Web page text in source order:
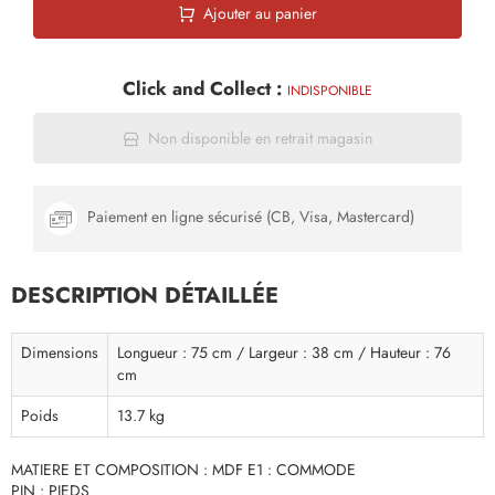
Ajouter au panier
Click and Collect : INDISPONIBLE
Non disponible en retrait magasin
Paiement en ligne sécurisé (CB, Visa, Mastercard)
DESCRIPTION DÉTAILLÉE
Dimensions
Longueur : 75 cm / Largeur : 38 cm / Hauteur : 76
cm
Poids
13.7 kg
MATIERE ET COMPOSITION : MDF E1 : COMMODE